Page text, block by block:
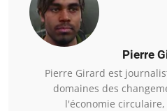
Pierre
Pierre Girard est
domaines des
l'économie circulaire,